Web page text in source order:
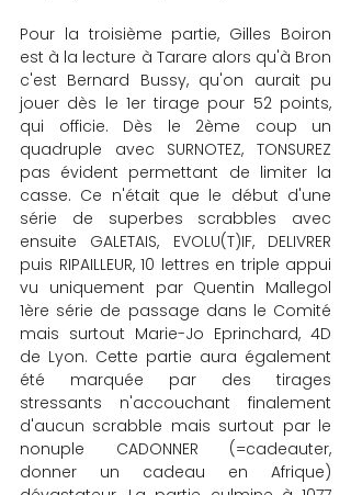
Pour la troisième partie, Gilles Boiron
est à la lecture à Tarare alors qu'à Bron
c'est Bernard Bussy, qu'on aurait pu
jouer dès le 1er tirage pour 52 points,
qui officie. Dès le 2ème coup un
quadruple avec SURNOTEZ, TONSUREZ
pas évident permettant de limiter la
casse. Ce n'était que le début d'une
série de superbes scrabbles avec
ensuite GALETAIS, EVOLU(T)IF, DELIVRER
puis RIPAILLEUR, 10 lettres en triple appui
vu uniquement par Quentin Mallegol
1ère série de passage dans le Comité
mais surtout Marie-Jo Eprinchard, 4D
de Lyon. Cette partie aura également
été marquée par des tirages
stressants n'accouchant finalement
d'aucun scrabble mais surtout par le
nonuple CADONNER (=cadeauter,
donner un cadeau en Afrique)